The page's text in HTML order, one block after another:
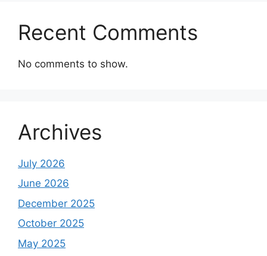
Recent Comments
No comments to show.
Archives
July 2026
June 2026
December 2025
October 2025
May 2025